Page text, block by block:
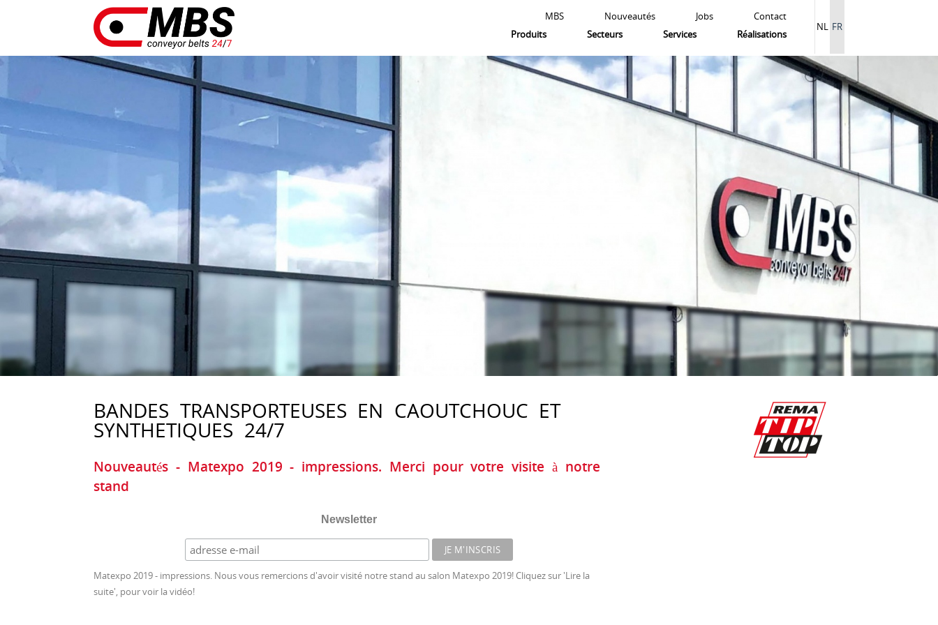
NL FR
MBS Nouveautés Jobs
Contact
Produits
Secteurs Services Réalisations
BANDES TRANSPORTEUSES EN CAOUTCHOUC ET
SYNTHETIQUES 24/7
Nouveautés - Matexpo 2019 - impressions. Merci pour votre visite à notre
stand
Newsletter
Matexpo 2019 - impressions. Nous vous remercions d'avoir visité notre stand au salon Matexpo 2019! Cliquez sur 'Lire la
suite', pour voir la vidéo!